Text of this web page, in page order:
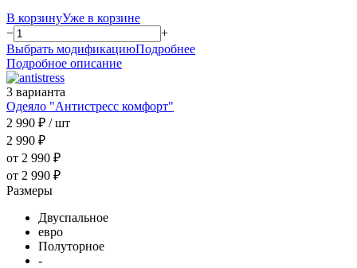
В корзинуУже в корзине
−
+
Выбрать модификациюПодробнее
Подробное описание
3 варианта
Одеяло "Антистресс комфорт"
2 990 ₽ / шт
2 990 ₽
от 2 990 ₽
от 2 990 ₽
Размеры
Двуспальное
евро
Полуторное
-